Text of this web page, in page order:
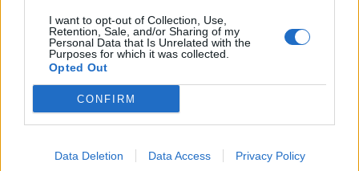
I want to opt-out of Collection, Use,
Retention, Sale, and/or Sharing of my
Personal Data that Is Unrelated with the
Purposes for which it was collected.
Opted Out
CONFIRM
Data Deletion Data Access Privacy Policy
Ηράκλειο: Κατήγγειλε τον πρώην της ότι την
παρακολουθούσε με GPS
ΒΟΑΚ: Σεπτέμβριο η παράδοση των 10,2 χλμ του
τμήματος Νεάπολη - Άγιος Νικόλαος